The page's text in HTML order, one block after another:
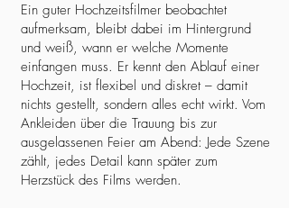
Ein guter Hochzeitsfilmer beobachtet
aufmerksam, bleibt dabei im Hintergrund
und weiß, wann er welche Momente
einfangen muss. Er kennt den Ablauf einer
Hochzeit, ist flexibel und diskret – damit
nichts gestellt, sondern alles echt wirkt. Vom
Ankleiden über die Trauung bis zur
ausgelassenen Feier am Abend: Jede Szene
zählt, jedes Detail kann später zum
Herzstück des Films werden.